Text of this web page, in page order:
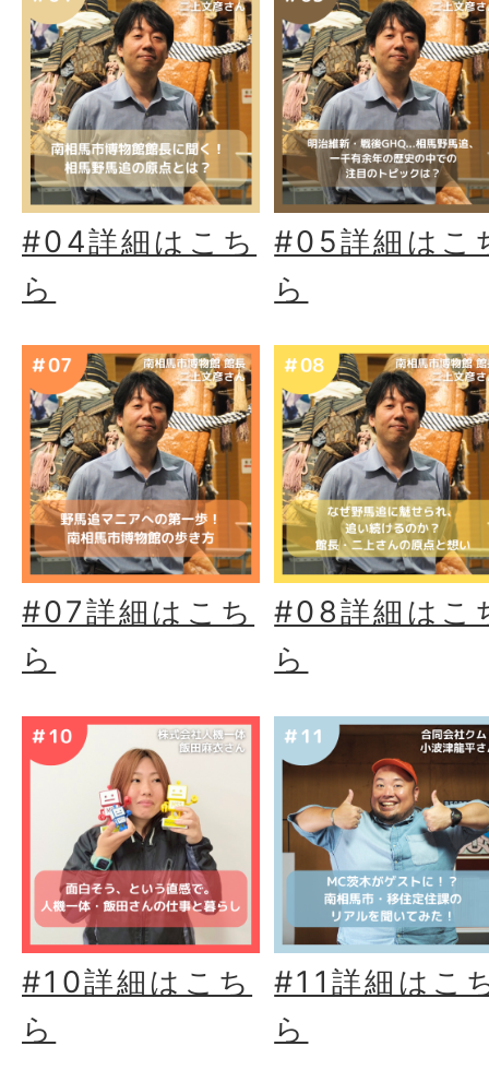
#04詳細はこち
ら
#05詳細はこ
ら
#07詳細はこち
ら
#08詳細はこ
ら
#10詳細はこち
ら
#11詳細はこ
ら